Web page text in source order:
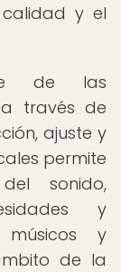
y el
de las
través de
ajuste y
permite
sonido,
y
músicos y
de la